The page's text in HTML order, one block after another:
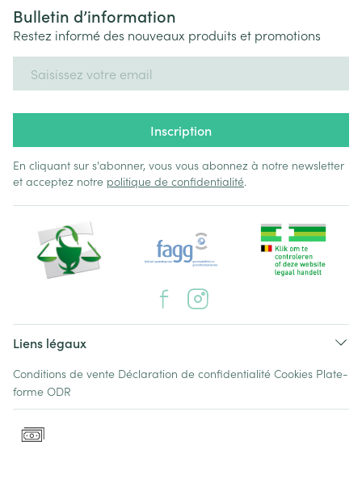
Bulletin d’information
Restez informé des nouveaux produits et promotions
Inscription
En cliquant sur s'abonner, vous vous abonnez à notre newsletter
et acceptez notre politique de confidentialité.
Liens légaux
Conditions de vente Déclaration de confidentialité Cookies Plate-
forme ODR